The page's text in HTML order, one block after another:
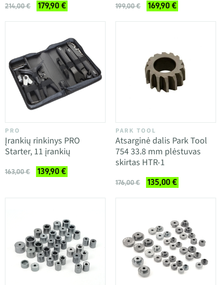
214,00 € 179,90 € 199,00 € 169,90 €
PRO
Įrankių rinkinys PRO
Starter, 11 įrankių
163,00 € 139,90 €
PARK TOOL
Atsarginė dalis Park Tool
754 33.8 mm plėstuvas
skirtas HTR-1
176,00 € 135,00 €